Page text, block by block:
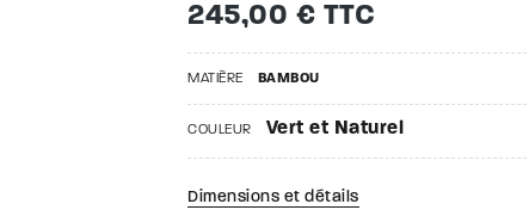
245,00 € TTC
MATIÈRE BAMBOU
COULEUR Vert et Naturel
Dimensions et détails